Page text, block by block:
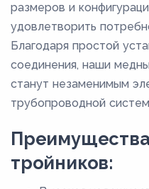
размеров и
удовлетворить
Благодаря простой
соединения, наши
станут незаменимым
трубопроводной
тройников: